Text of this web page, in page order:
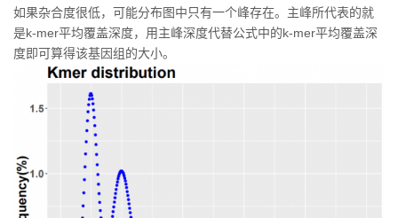
如果杂合度很低，可能分布图中只有一个峰存在。主峰所代表的就
是k-mer平均覆盖深度，用主峰深度代替公式中的k-mer平均覆盖深
度即可算得该基因组的大小。